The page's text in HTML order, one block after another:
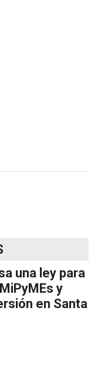
una ley para
y
en Santa